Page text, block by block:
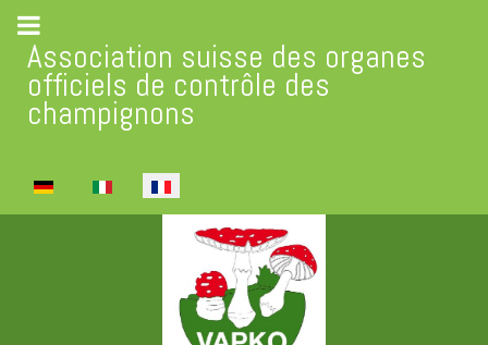
Association suisse des organes
officiels de contrôle des
champignons
Sélectionnez votre langue